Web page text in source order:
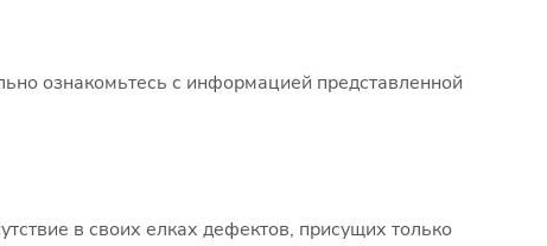
ознакомьтесь с информацией представленной
в своих елках дефектов, присущих только